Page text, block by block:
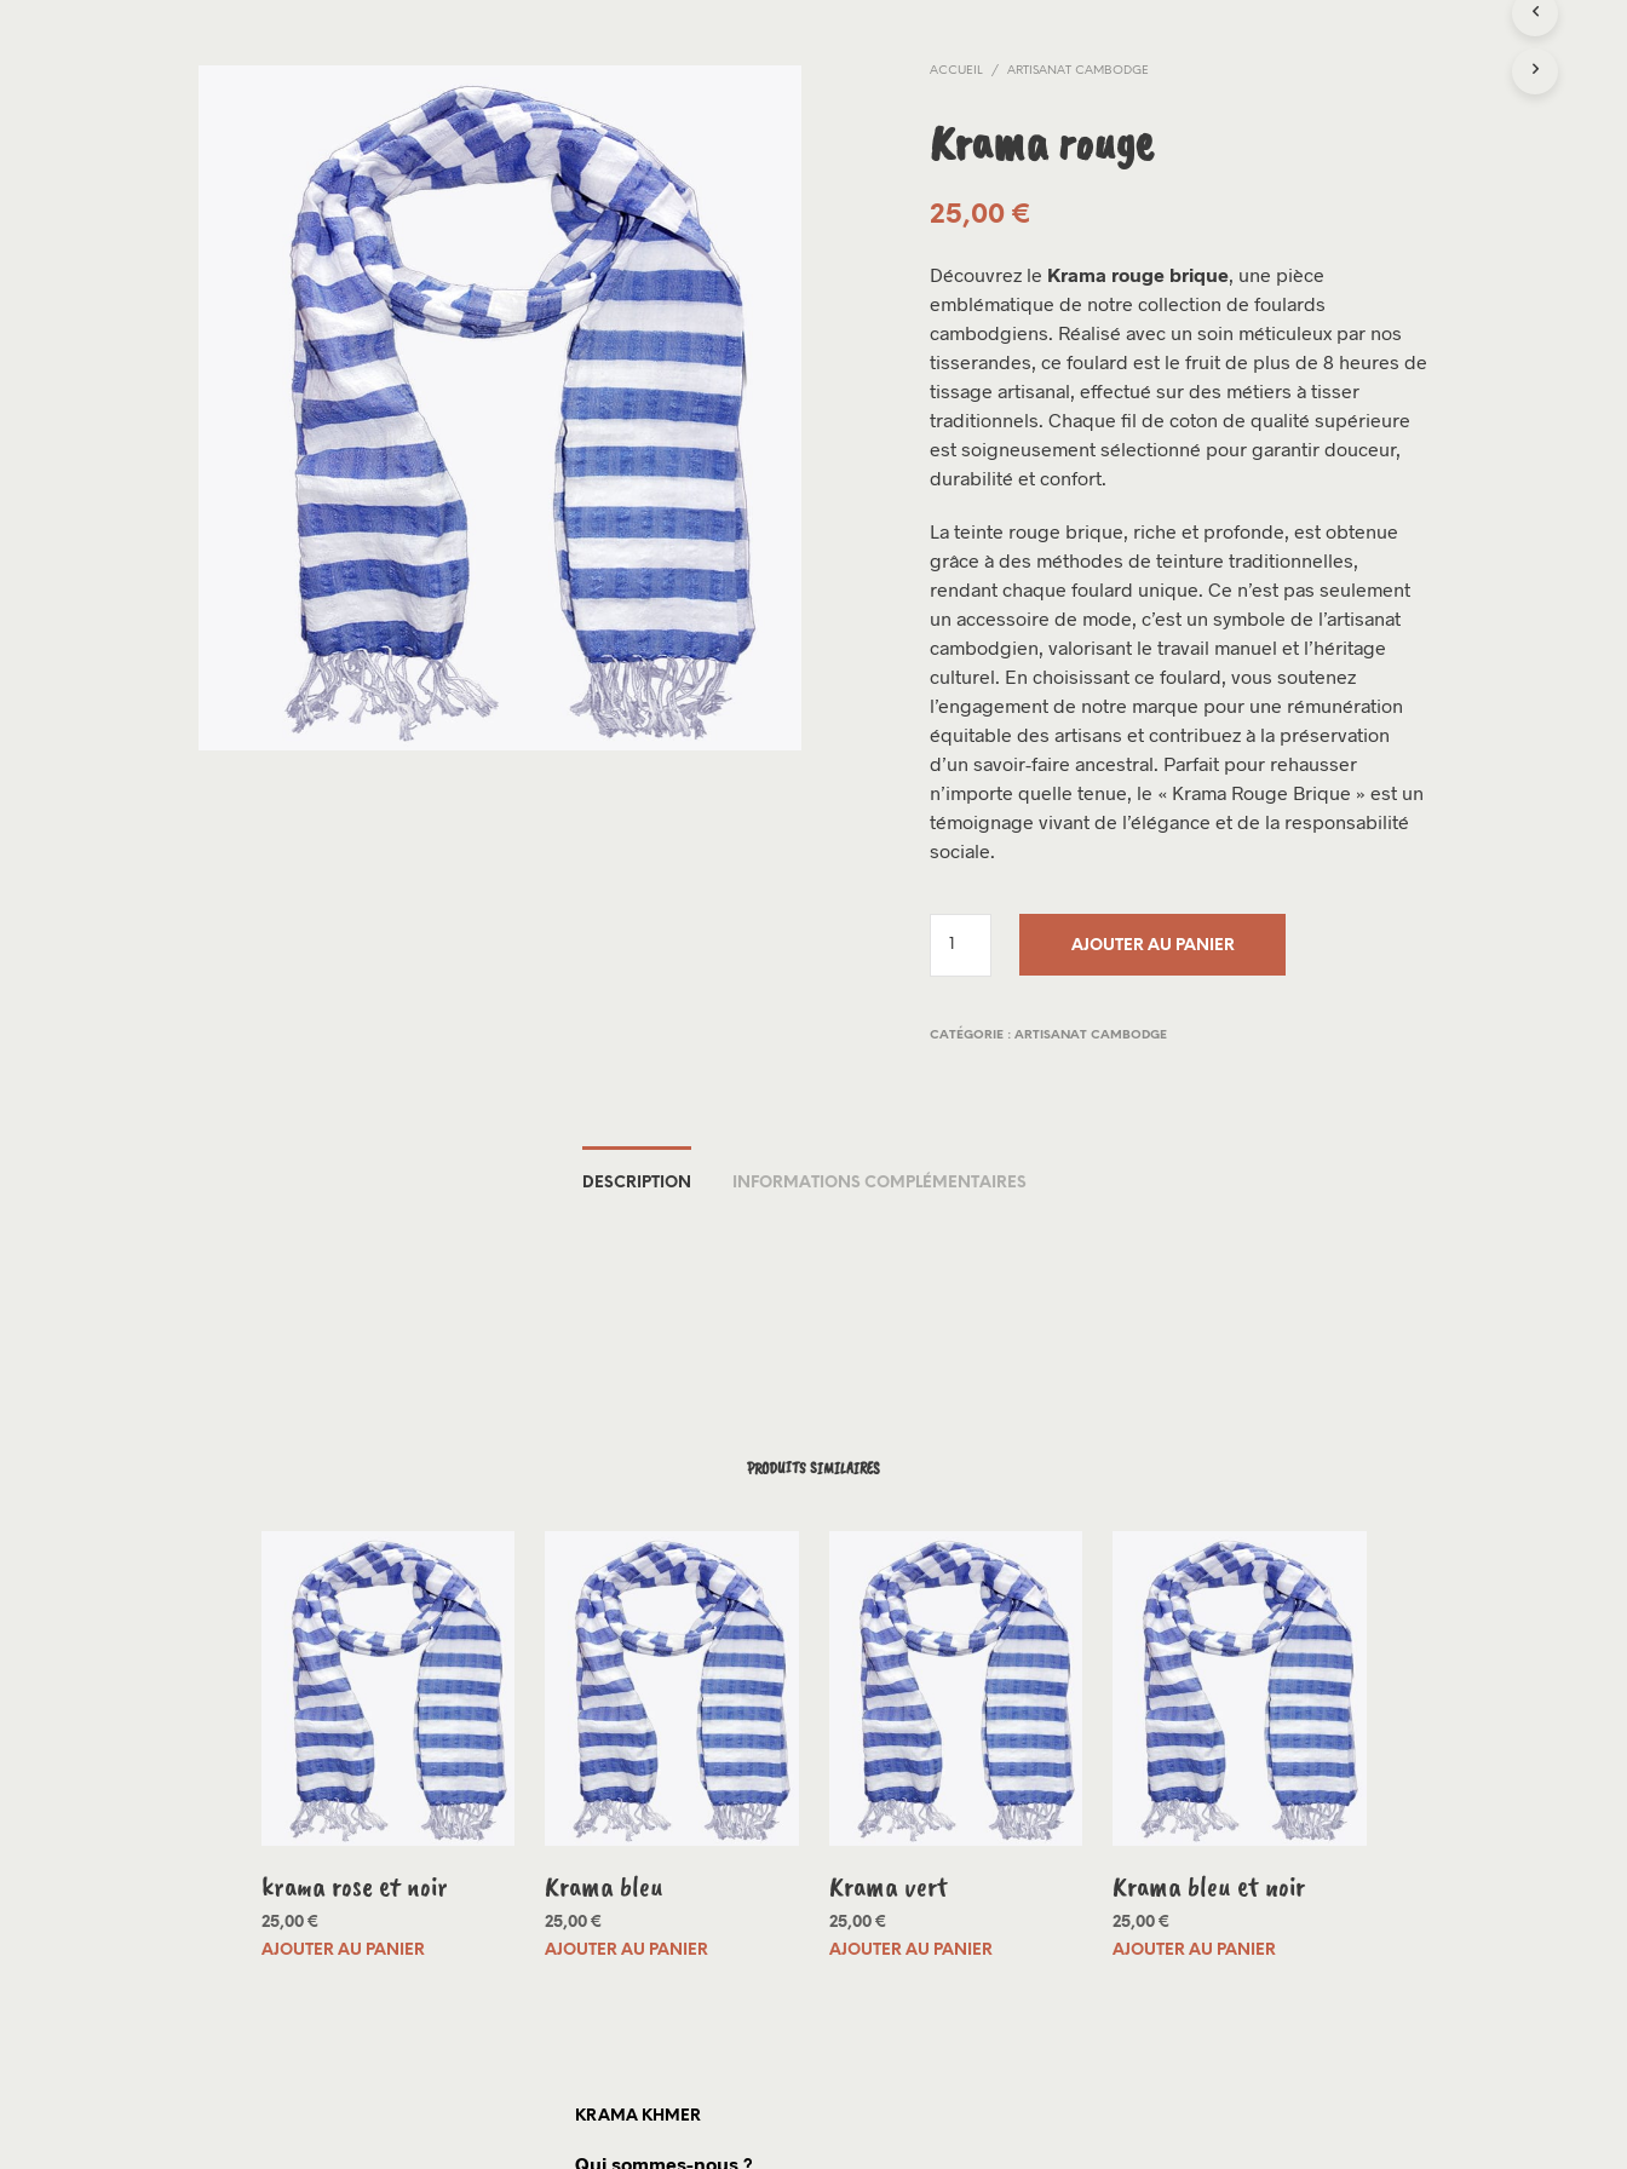
R
E
N
I
E
V
I
E
.
ACCUEIL / ARTISANAT CAMBODGE
Krama rouge
25,00€
Découvrez le Krama rouge brique , une pièce
emblématique de notre collection de foulards
cambodgiens. Réalisé avec un soin méticuleux par nos
tisserandes, ce foulard est le fruit de plus de 8 heures de
tissage artisanal, effectué sur des métiers à tisser
traditionnels. Chaque fil de coton de qualité supérieure
est soigneusement sélectionné pour garantir douceur,
durabilité et confort.
La teinte rouge brique, riche et profonde, est obtenue
grâce à des méthodes de teinture traditionnelles,
rendant chaque foulard unique. Ce n’est pas seulement
un accessoire de mode, c’est un symbole de l’artisanat
cambodgien, valorisant le travail manuel et l’héritage
culturel. En choisissant ce foulard, vous soutenez
l’engagement de notre marque pour une rémunération
équitable des artisans et contribuez à la préservation
d’un savoir-faire ancestral. Parfait pour rehausser
n’importe quelle tenue, le « Krama Rouge Brique » est un
témoignage vivant de l’élégance et de la responsabilité
sociale.
AJOUTER AU PANIER
CATÉGORIE :ARTISANAT CAMBODGE
DESCRIPTION INFORMATIONS COMPLÉMENTAIRES
PRODUITS SIMILAIRES
krama rose et noir
25,00 €
AJOUTER AU PANIER
Krama bleu
25,00 €
AJOUTER AU PANIER
Krama vert
25,00 €
AJOUTER AU PANIER
Krama bleu et noir
25,00 €
AJOUTER AU PANIER
KRAMA KHMER
Qui sommes-nous ?